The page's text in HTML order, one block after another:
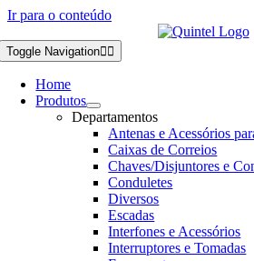
Ir para o conteúdo
Toggle Navigation
Home
Produtos
Departamentos
Antenas e Acessórios
Caixas de Correios
Chaves/Disjuntores e
Conduletes
Diversos
Escadas
Interfones e Acessórios
Interruptores e Tomadas